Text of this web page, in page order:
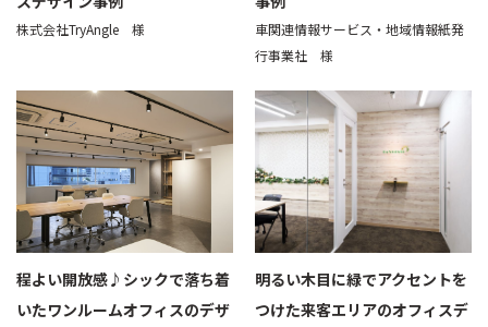
株式会社TryAngle 様
車関連情報サービス・地域情報紙発
行事業社 様
程よい開放感♪シックで落ち着
いたワンルームオフィスのデザ
明るい木目に緑でアクセントを
つけた来客エリアのオフィスデ